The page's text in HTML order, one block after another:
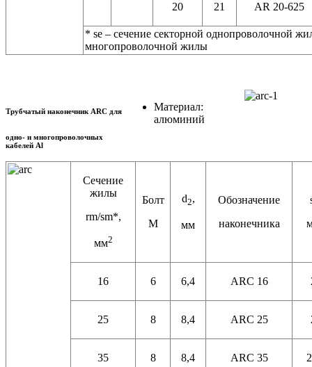
20 21 AR 20-625
* se – сечение секторной однопроволочной
многопроволочной жилы
Трубчатый наконечник ARC для
одно- и многопроволочных
кабелей Al
Материал:
алюминий
Сечение
жилы
rm/sm*,
мм2
Болт
М
d2,
мм
Обозначение
наконечника
16 6 6,4 ARC 16
25 8 8,4 ARC 25
35 8 8,4 ARC 35